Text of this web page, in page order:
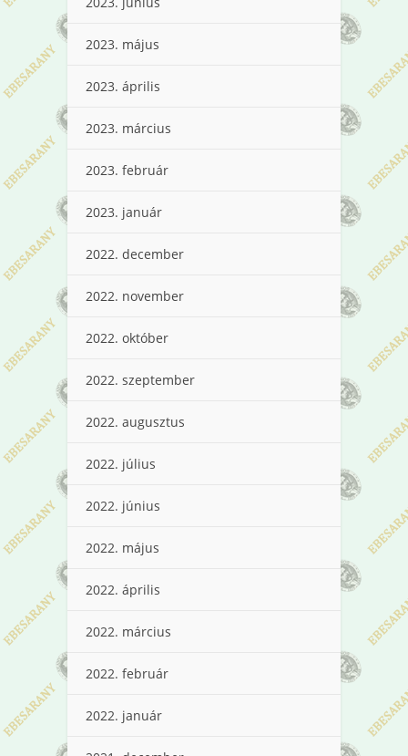
2023. május
2023. április
2023. március
2023. február
2023. január
2022. december
2022. november
2022. október
2022. szeptember
2022. augusztus
2022. július
2022. június
2022. május
2022. április
2022. március
2022. február
2022. január